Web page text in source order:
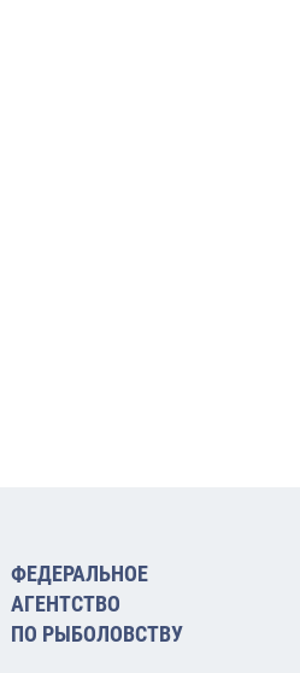
ФЕДЕРАЛЬНОЕ
АГЕНТСТВО
ПО РЫБОЛОВСТВУ